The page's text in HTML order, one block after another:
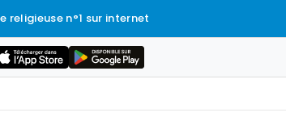
religieuse n°1 sur internet